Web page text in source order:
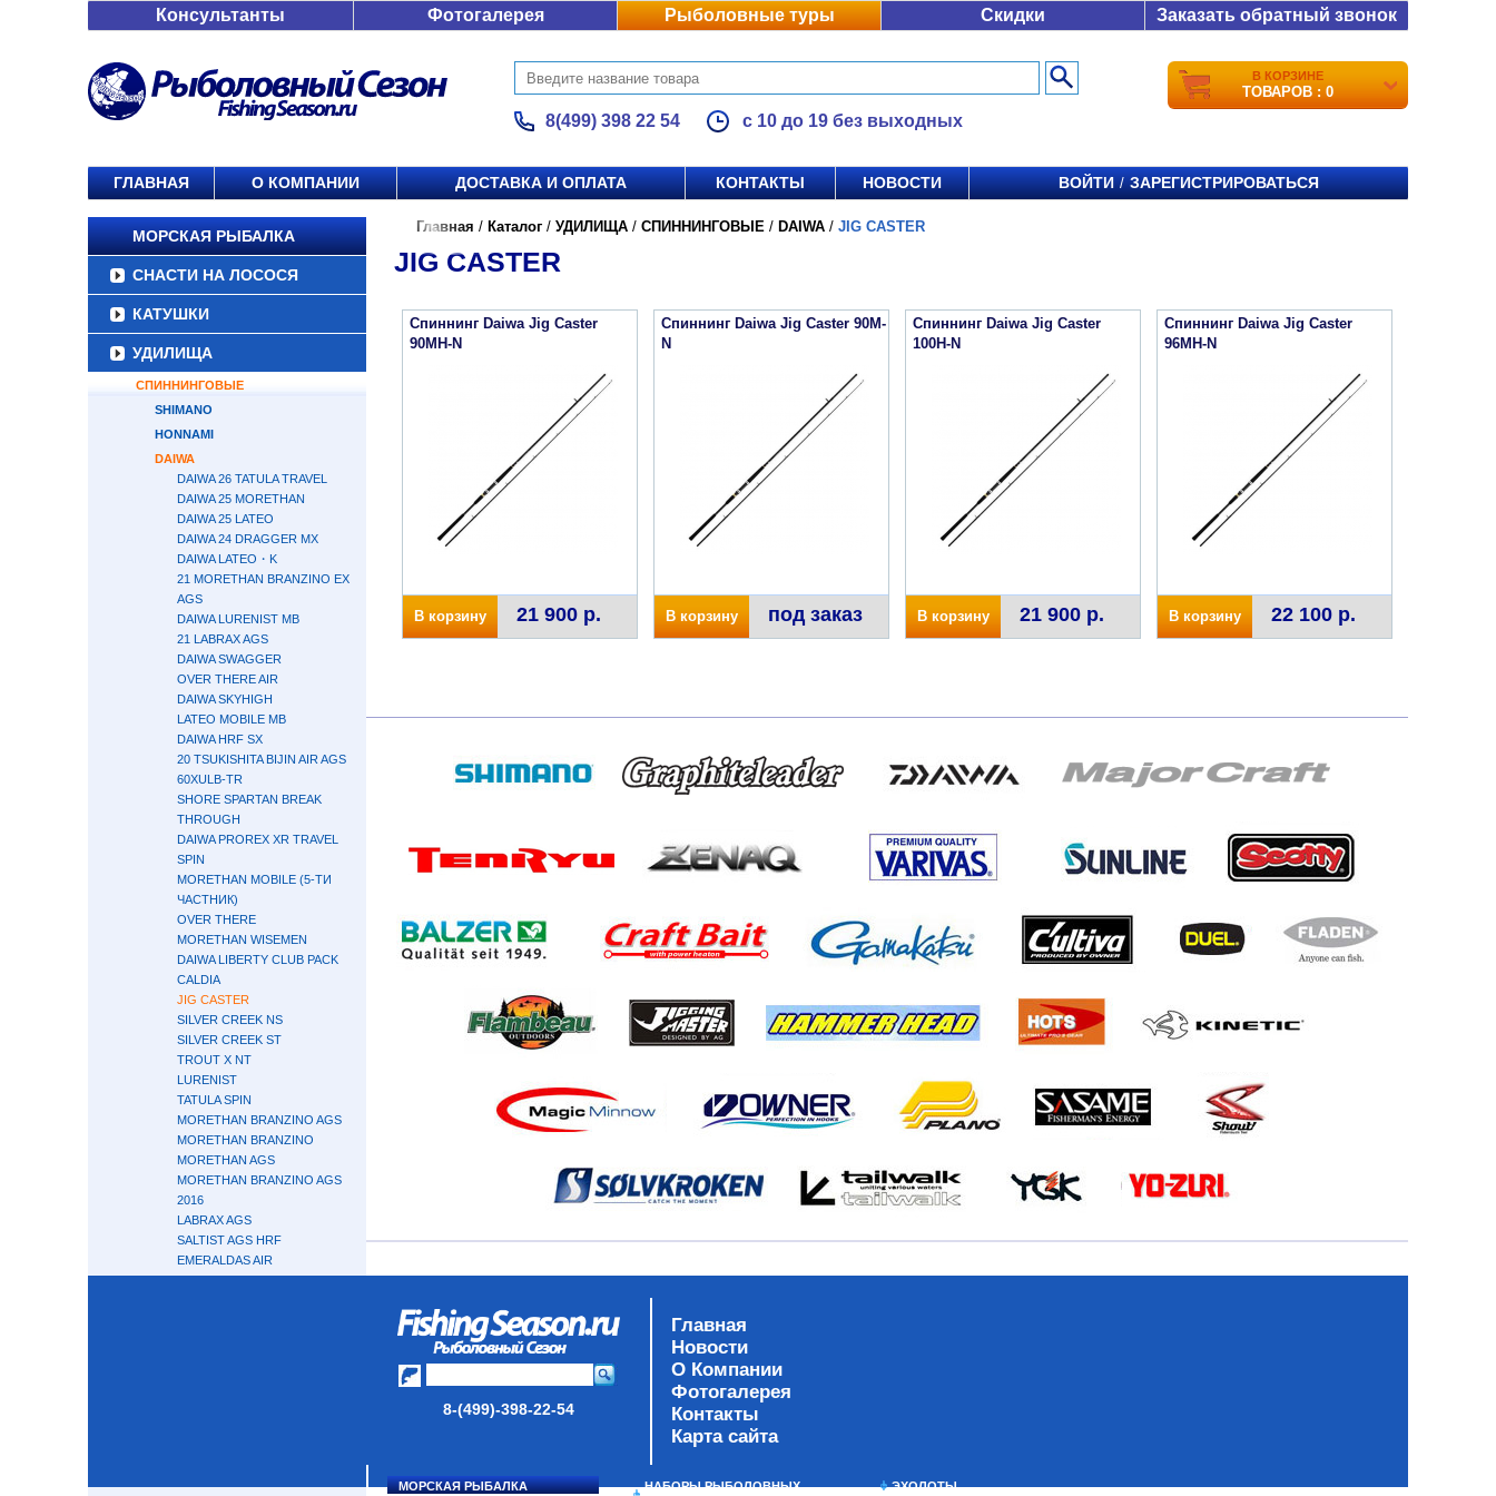
Консультанты Фотогалерея Рыболовные туры Скидки Заказать обратный звонок
8(499) 398 22 54 с 10 до 19 без выходных
В КОРЗИНЕ
ТОВАРОВ : 0
ГЛАВНАЯ О КОМПАНИИ ДОСТАВКА И ОПЛАТА КОНТАКТЫ НОВОСТИ ВОЙТИ / ЗАРЕГИСТРИРОВАТЬСЯ
МОРСКАЯ РЫБАЛКА
СНАСТИ НА ЛОСОСЯ
КАТУШКИ
УДИЛИЩА
СПИННИНГОВЫЕ
SHIMANO
HONNAMI
DAIWA
DAIWA 26 TATULA TRAVEL
DAIWA 25 MORETHAN
DAIWA 25 LATEO
DAIWA 24 DRAGGER MX
DAIWA LATEO・K
21 MORETHAN BRANZINO EX
AGS
DAIWA LURENIST MB
21 LABRAX AGS
DAIWA SWAGGER
OVER THERE AIR
DAIWA SKYHIGH
LATEO MOBILE MB
DAIWA HRF SX
20 TSUKISHITA BIJIN AIR AGS
60XULB-TR
SHORE SPARTAN BREAK
THROUGH
DAIWA PROREX XR TRAVEL
SPIN
MORETHAN MOBILE (5-ТИ
ЧАСТНИК)
OVER THERE
MORETHAN WISEMEN
DAIWA LIBERTY CLUB PACK
CALDIA
JIG CASTER
SILVER CREEK NS
SILVER CREEK ST
TROUT X NT
LURENIST
TATULA SPIN
MORETHAN BRANZINO AGS
MORETHAN BRANZINO
MORETHAN AGS
MORETHAN BRANZINO AGS
2016
LABRAX AGS
SALTIST AGS HRF
EMERALDAS AIR
LAZY
Главная / Каталог / УДИЛИЩА / СПИННИНГОВЫЕ / DAIWA / JIG CASTER
JIG CASTER
Спиннинг Daiwa Jig Caster
90MH-N
В корзину 21 900 р.
Спиннинг Daiwa Jig Caster 90M-
N
В корзину под заказ
Спиннинг Daiwa Jig Caster
100H-N
В корзину 21 900 р.
Спиннинг Daiwa Jig Caster
96MH-N
В корзину 22 100 р.
8-(499)-398-22-54
Главная
Новости
О Компании
Фотогалерея
Контакты
Карта сайта
МОРСКАЯ РЫБАЛКА
НАБОРЫ РЫБОЛОВНЫХ
ЭХОЛОТЫ